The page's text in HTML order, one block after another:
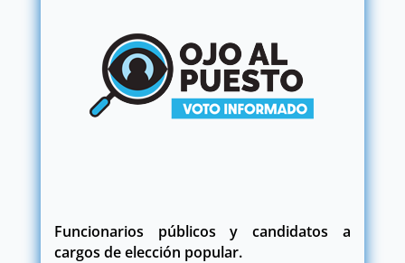
Funcionarios públicos y candidatos a
cargos de elección popular.